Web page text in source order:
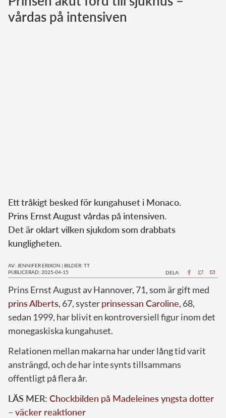
Norska kungahuset
vårdas på intensiven
Ett tråkigt besked för kungahuset i Monaco.
Prins Ernst August vårdas på intensiven.
Det är oklart vilken sjukdom som drabbats
kungligheten.
AV: JENNIFER ERIXON | BILDER: TT
PUBLICERAD: 2025-04-15
DELA:
Prins Ernst August av Hannover, 71, som är gift med
prins Alberts, 67, systerprinsessan Caroline, 68,
sedan 1999, har blivit en kontroversiell figur inom det
monegaskiska kungahuset.
Relationen mellan makarna har under lång tid varit
ansträngd, och de har inte synts tillsammans
offentligt på flera år.
LÄS MER: Chockbilden på Madeleines yngsta dotter
– väcker reaktioner